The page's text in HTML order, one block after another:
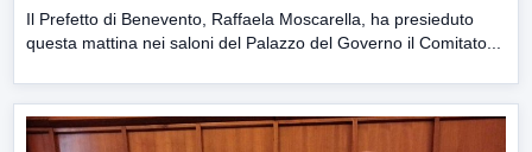
Il Prefetto di Benevento, Raffaela Moscarella, ha presieduto
questa mattina nei saloni del Palazzo del Governo il Comitato...